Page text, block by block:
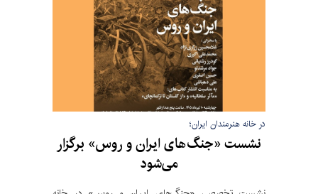
در خانه هنرمندان ایران؛
نشست «جنگ‌های ایران و روس» برگزار
می‌شود